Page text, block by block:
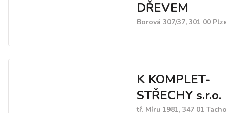
DŘEVEM
Borová 307/37, 301 00
K KOMPLET-
STŘECHY s.r.o.
tř. Míru 1981, 347 01